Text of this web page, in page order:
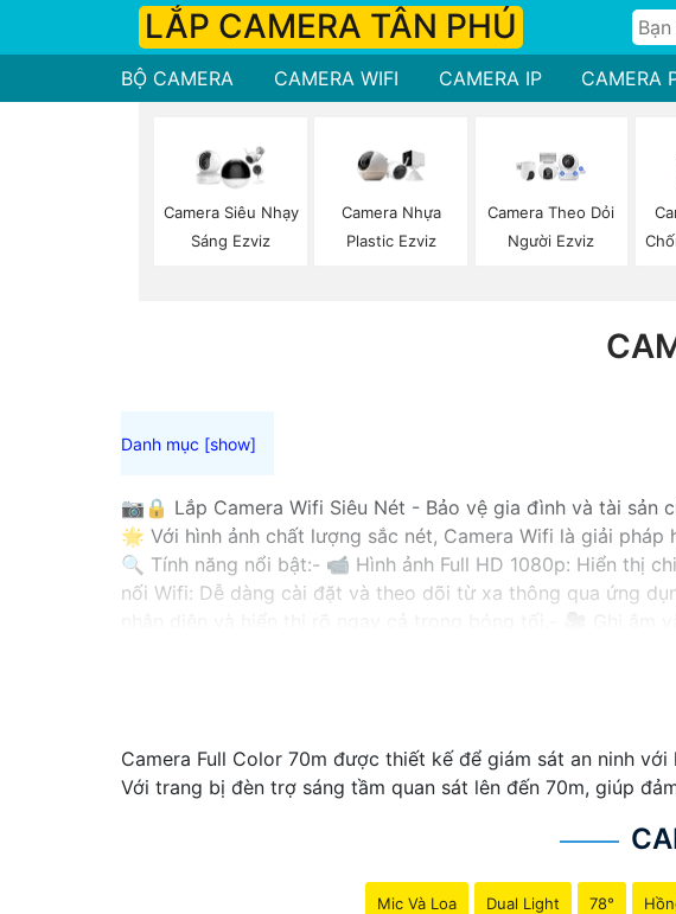
LẮP CAMERA TÂN PHÚ
BỘ CAMERA CAMERA WIFI CAMERA IP CAMERA
Camera Siêu Nhạy
Sáng Ezviz
Camera Nhựa
Plastic Ezviz
Camera Theo Dỏi
Người Ezviz
📷🔒 Lắp Camera Wifi Siêu Nét - Bảo vệ gia đình và tài sản
🌟 Với hình ảnh chất lượng sắc nét, Camera Wifi là giải
🔍 Tính năng nổi bật:- 📹 Hình ảnh Full HD 1080p: Hiển thị
nối Wifi: Dễ dàng cài đặt và theo dõi từ xa thông qua ứng
🔒 Cam kết bảo mật: Với hệ thống mã hóa cao cấp, dữ liệu
📞 Liên hệ ngay với chúng tôi để được tư vấn và lắp đặt
Camera Full Color 70m được thiết kế để giám sát an ninh
Với trang bị đèn trợ sáng tầm quan sát lên đến 70m, giúp
Mic Và Loa Dual Light 78°